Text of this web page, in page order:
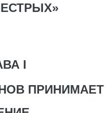
I
ПРИНИМАЕТ